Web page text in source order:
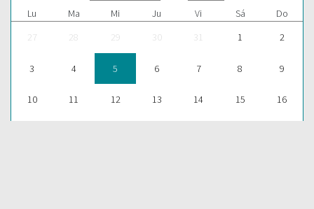
Lu Ma Mi Ju Vi Sá
Do
27
28 29 30 31 1 2
3 4 5 6 7 8 9
10 11 12 13 14 15 16